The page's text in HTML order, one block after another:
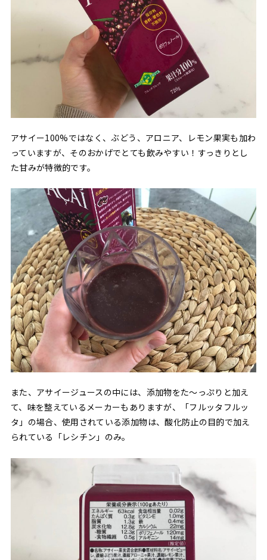
アサイー100%ではなく、ぶどう、アロニア、レモン果実も加わ
っていますが、そのおかげでとても飲みやすい！すっきりとし
た甘みが特徴的です。
また、アサイージュースの中には、添加物をた〜っぷりと加え
て、味を整えているメーカーもありますが、「フルッタフルッ
タ」の場合、使用されている添加物は、酸化防止の目的で加え
られている「レシチン」のみ。